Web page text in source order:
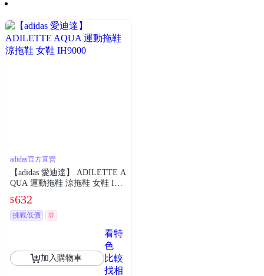
adidas官方直營
【adidas 愛迪達】 ADILETTE A
QUA 運動拖鞋 涼拖鞋 女鞋 IH9
$632
挑戰低價 券
加入購物車
看特
色
比較
找相